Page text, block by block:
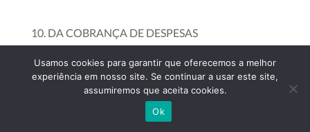
DA COBRANÇA DE DESPESAS
Quando aplicável, a ACTIVE CORP cobrará do
CLIENTE todas as despesas telefônicas, envio de
Usamos cookies para garantir que oferecemos a melhor
experiência em nosso site. Se continuar a usar este site,
assumiremos que aceita cookies.
Ok